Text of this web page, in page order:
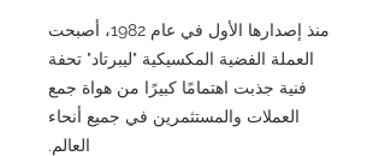
منذ إصدارها الأول في عام 1982، أصبحت
العملة الفضية المكسيكية "ليبرتاد" تحفة
فنية جذبت اهتمامًا كبيرًا من هواة جمع
العملات والمستثمرين في جميع أنحاء
العالم.